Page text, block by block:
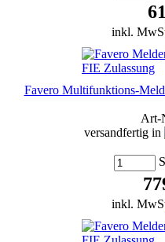
inkl.
Favero Multifunktions-
Art-
versandfertig in
inkl.